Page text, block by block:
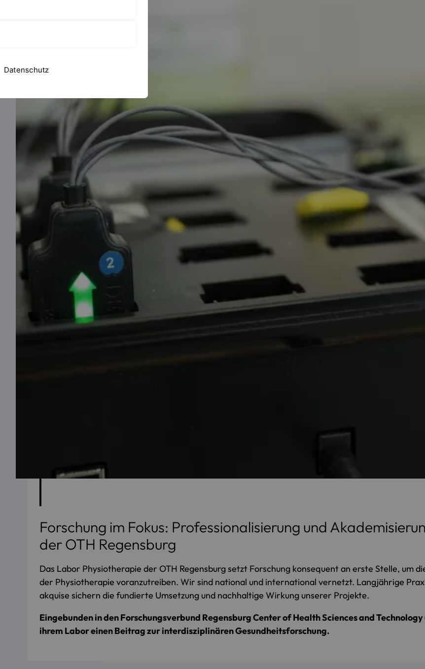
Forschung im Fokus: Professionalisierung und
der OTH Regensburg
Das Labor Physiotherapie der OTH Regensburg setzt Forschung konsequent an erste Stelle, um
der Physiotherapie voranzutreiben. Wir sind national und international vernetzt. Langjährige
akquise sichern die fundierte Umsetzung und nachhaltige Wirkung unserer Projekte.
Eingebunden in den Forschungsverbund Regensburg Center of Health Sciences and
ihrem Labor einen Beitrag zur interdisziplinären Gesundheitsforschung.
Datenschutz